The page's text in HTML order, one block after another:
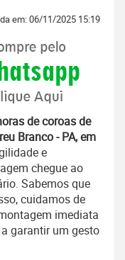
em: 06/11/2025 15:19
de coroas de
Branco - PA, em
e
chegue ao
Sabemos que
cuidamos de
imediata
garantir um gesto